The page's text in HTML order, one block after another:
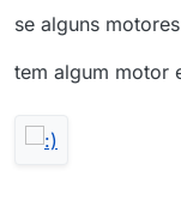
se alguns
tem algum motor